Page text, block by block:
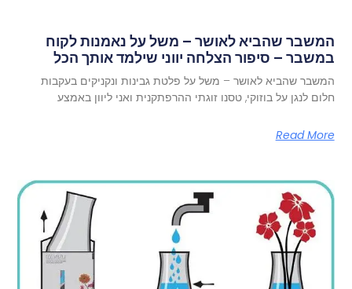
המשבר שהביא לאושר – משל על נאמנות לקוח
במשבר – סיפור הצלחה יווני שילמד אותך הכל
המשבר שהביא לאושר – משל על פלטת גבינות ונקניקים בעקבות
חלום לנגן על בוזוקי, טסנו זוגתי ההרפתקנית ואני ליוון באמצע
Read More